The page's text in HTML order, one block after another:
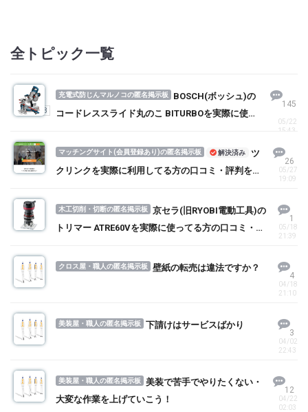
全トピック一覧
充電式防じんマルノコの匿名掲示板
BOSCH(ボッシュ)の
コードレススライド丸のこ BITURBOを実際に使っ
1 2 3
145
05/22
15:43
マッチングサイト(会員登録あり)の匿名掲示板 解決済み
ツ
クリンクを実際に利用してる方の口コミ・評判を求
26
05/27
19:09
木工切削・切断の匿名掲示板
京セラ(旧RYOBI電動工具)の
トリマー ATRE60Vを実際に使ってる方の口コミ・評
1
05/18
21:39
クロス屋・職人の匿名掲示板 壁紙の転売は違法ですか？
4
04/18
21:10
美装屋・職人の匿名掲示板 下請けはサービスばかり
3
04/02
22:43
美装屋・職人の匿名掲示板
美装で苦手でやりたくない・
大変な作業を上げていこう！
12
04/22
02:03